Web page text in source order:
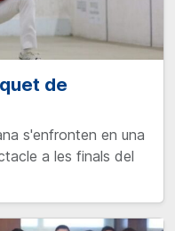
de
s'enfronten en una
a les finals del